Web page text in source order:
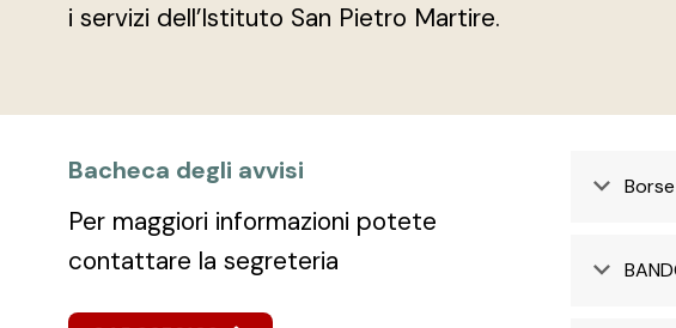
i servizi dell’Istituto San Pietro Martire.
Bacheca degli avvisi
Per maggiori informazioni potete
contattare la segreteria